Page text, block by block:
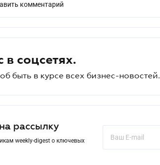
комментарий
в соцсетях.
быть в курсе всех бизнес-новостей.
рассылку
weekly-digest о ключевых